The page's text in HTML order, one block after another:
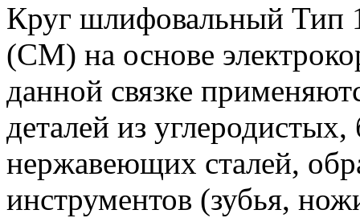
Круг шлифовальный Тип
(СМ) на основе
данной связке
деталей из
нержавеющих сталей,
инструментов (зубья,